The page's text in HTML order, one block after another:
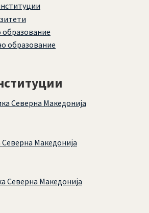
образование
образование
Северна Македонија
Македонија
Северна Македонија